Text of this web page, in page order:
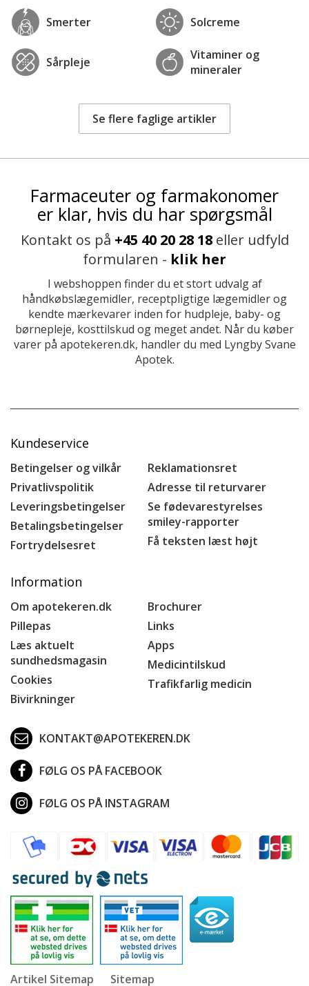
Smerter Solcreme
Sårpleje
Vitaminer og
mineraler
Se flere faglige artikler
Farmaceuter og farmakonomer
er klar, hvis du har spørgsmål
Kontakt os på +45 40 20 28 18eller udfyld
formularen - klik her
I webshoppen finder du et stort udvalg af
håndkøbslægemidler, receptpligtige lægemidler og
kendte mærkevarer inden for hudpleje, baby- og
børnepleje, kosttilskud og meget andet. Når du køber
varer på apotekeren.dk, handler du med Lyngby Svane
Apotek.
Kundeservice
Betingelser og vilkår
Privatlivspolitik
Leveringsbetingelser
Betalingsbetingelser
Fortrydelsesret
Reklamationsret
Adresse til returvarer
Se fødevarestyrelses
smiley-rapporter
Få teksten læst højt
Information
Om apotekeren.dk
Pillepas
Læs aktuelt
sundhedsmagasin
Cookies
Bivirkninger
Brochurer
Links
Apps
Medicintilskud
Trafikfarlig medicin
KONTAKT@APOTEKEREN.DK
FØLG OS PÅ FACEBOOK
FØLG OS PÅ INSTAGRAM
Artikel Sitemap Sitemap